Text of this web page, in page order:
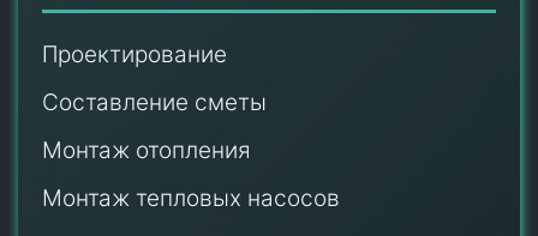
Проектирование
Составление сметы
Монтаж отопления
Монтаж тепловых насосов